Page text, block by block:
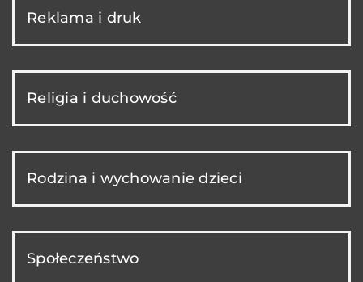
Reklama i druk
Religia i duchowość
Rodzina i wychowanie dzieci
Społeczeństwo